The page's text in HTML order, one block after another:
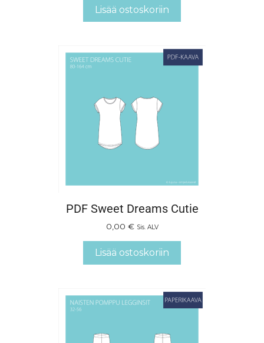
Lisää ostoskoriin
PDF Sweet Dreams Cutie
0,00 € Sis. ALV
Lisää ostoskoriin